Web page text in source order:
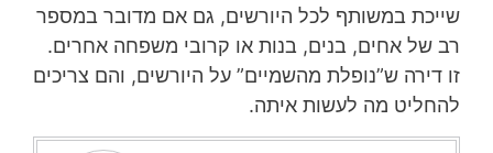
שייכת במשותף לכל היורשים, גם אם מדובר במספר
רב של אחים, בנים, בנות או קרובי משפחה אחרים.
זו דירה ש”נופלת מהשמיים” על היורשים, והם צריכים
להחליט מה לעשות איתה.